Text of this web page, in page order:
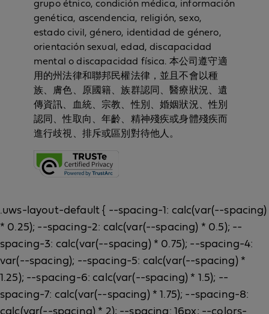
grupo étnico, condición médica, información
genética, ascendencia, religión, sexo,
estado civil, género, identidad de género,
orientación sexual, edad, discapacidad
mental o discapacidad física. 本公司遵守適
用的州法律和聯邦民權法律，並且不會以種
族、膚色、原國籍、族群認同、醫療狀況、遺
傳資訊、血統、宗教、性別、婚姻狀況、性別
認同、性取向、年齡、精神殘疾或身體殘疾而
進行歧視、排斥或區別對待他人。